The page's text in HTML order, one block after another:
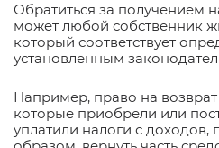
Обратиться за получением
может любой собственник
который соответствует
установленным
Например, право на
которые приобрели или
уплатили налоги с